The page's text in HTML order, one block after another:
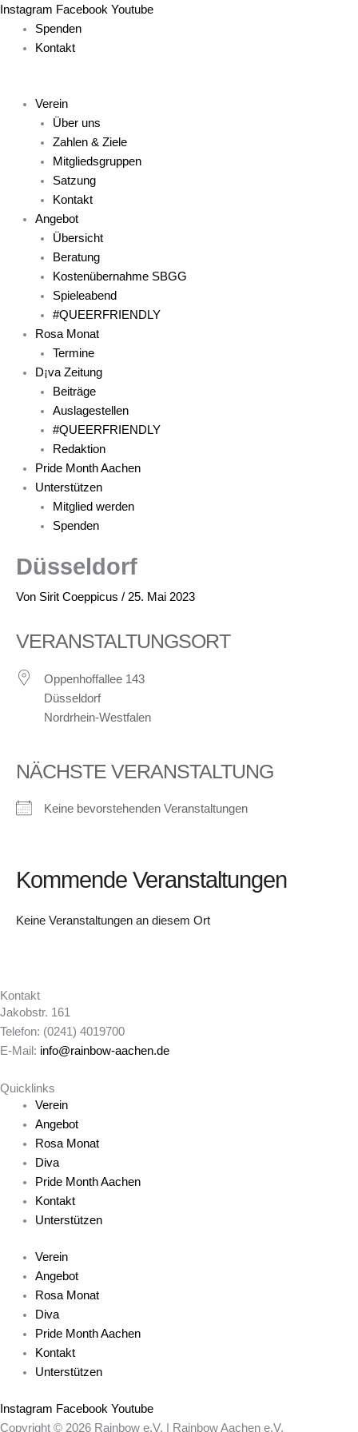
Zum
Inhalt
springen
Instagram Facebook Youtube
Main
Menu
Spenden
Kontakt
Main
Menu
Verein
Über uns
Zahlen & Ziele
Mitgliedsgruppen
Satzung
Kontakt
Angebot
Übersicht
Beratung
Kostenübernahme SBGG
Spieleabend
#QUEERFRIENDLY
Rosa Monat
Termine
D¡va Zeitung
Beiträge
Auslagestellen
#QUEERFRIENDLY
Redaktion
Pride Month Aachen
Unterstützen
Mitglied werden
Spenden
Düsseldorf
Von Sirit Coeppicus / 25. Mai 2023
VERANSTALTUNGSORT
Oppenhoffallee 143
Düsseldorf
Nordrhein-Westfalen
NÄCHSTE VERANSTALTUNG
Keine bevorstehenden Veranstaltungen
Kommende Veranstaltungen
Keine Veranstaltungen an diesem Ort
Kontakt
Jakobstr. 161
Telefon: (0241) 4019700
E-Mail: info@rainbow-aachen.de
Quicklinks
Main
Menu
Verein
Angebot
Rosa Monat
Diva
Pride Month Aachen
Kontakt
Unterstützen
Main
Menu
Verein
Angebot
Rosa Monat
Diva
Pride Month Aachen
Kontakt
Unterstützen
Instagram Facebook Youtube
Copyright © 2026 Rainbow e.V. | Rainbow Aachen e.V.
Main
Menu